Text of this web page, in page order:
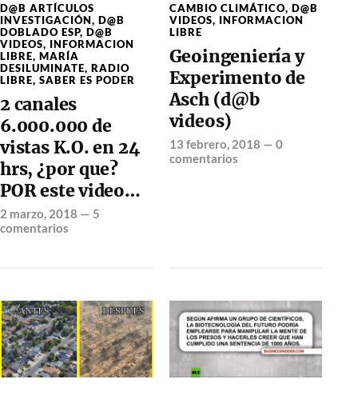
D@B ARTÍCULOS
INVESTIGACIÓN, D@B
DOBLADO ESP, D@B
VIDEOS, INFORMACION
LIBRE, MARÍA
DESILUMINATE, RADIO
LIBRE, SABER ES PODER
2 canales
6.000.000 de
vistas K.O. en 24
hrs, ¿por que?
POR este video…
2 marzo, 2018 — 5
comentarios
CAMBIO CLIMÁTICO, D@B
VIDEOS, INFORMACION
LIBRE
Geoingeniería y
Experimento de
Asch (d@b
videos)
13 febrero, 2018 — 0
comentarios